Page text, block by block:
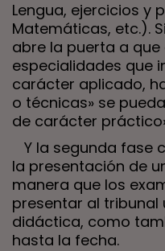
Lengua, ejercicios y
Matemáticas, etc.).
abre la puerta a que
especialidades que
carácter aplicado,
o técnicas» se
de carácter
Y la segunda fase
la presentación de
manera que los
presentar al
didáctica, como
hasta la fecha.